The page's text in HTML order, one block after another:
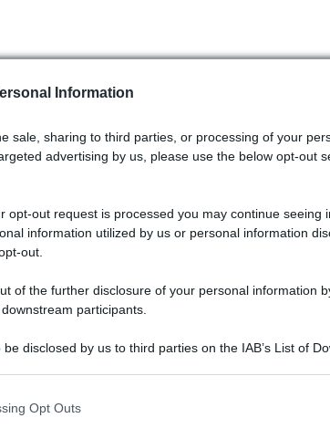
Information
sale, sharing to third parties, or processing of your
advertising by us, please use the below opt-out
opt-out request is processed you may continue seeing
information utilized by us or personal information
out.
of the further disclosure of your personal information
participants.
disclosed by us to third parties on the IAB’s List of
limited to your visit or usage behaviour. You may
Opt Outs